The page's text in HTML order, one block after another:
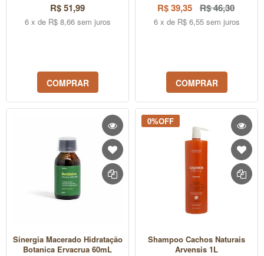
R$ 51,99
6 x de R$ 8,66 sem juros
COMPRAR
R$ 39,35 R$ 46,30
6 x de R$ 6,55 sem juros
COMPRAR
Sinergia Macerado Hidratação
Botanica Ervacrua 60mL
0%OFF
Shampoo Cachos Naturais
Arvensis 1L